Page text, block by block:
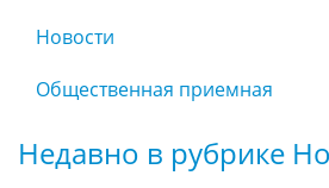
Новости
Общественная приемная
Недавно в рубрике